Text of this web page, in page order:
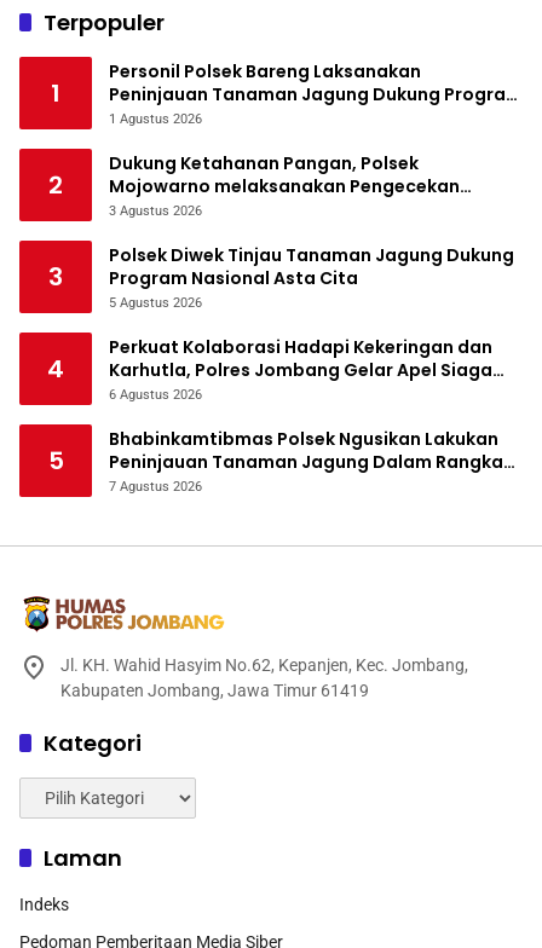
Terpopuler
1
Personil Polsek Bareng Laksanakan
Peninjauan Tanaman Jagung Dukung Program
Ketahanan Pangan
1 Agustus 2026
2
Dukung Ketahanan Pangan, Polsek
Mojowarno melaksanakan Pengecekan
Tanaman Jagung
3 Agustus 2026
3
Polsek Diwek Tinjau Tanaman Jagung Dukung
Program Nasional Asta Cita
5 Agustus 2026
4
Perkuat Kolaborasi Hadapi Kekeringan dan
Karhutla, Polres Jombang Gelar Apel Siaga
Bencana
6 Agustus 2026
5
Bhabinkamtibmas Polsek Ngusikan Lakukan
Peninjauan Tanaman Jagung Dalam Rangka
Mendukung Ketahanan Pangan
7 Agustus 2026
Jl. KH. Wahid Hasyim No.62, Kepanjen, Kec. Jombang,
Kabupaten Jombang, Jawa Timur 61419
Kategori
Kategori
Laman
Indeks
Pedoman Pemberitaan Media Siber